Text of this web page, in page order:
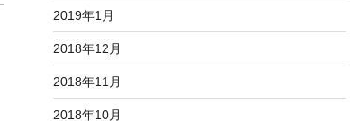
2019年1月
2018年12月
2018年11月
2018年10月